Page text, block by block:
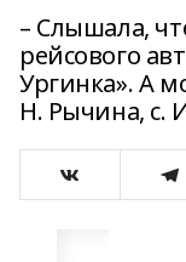
– Слышала,
рейсового
Ургинка». А
Н. Рычина, с.